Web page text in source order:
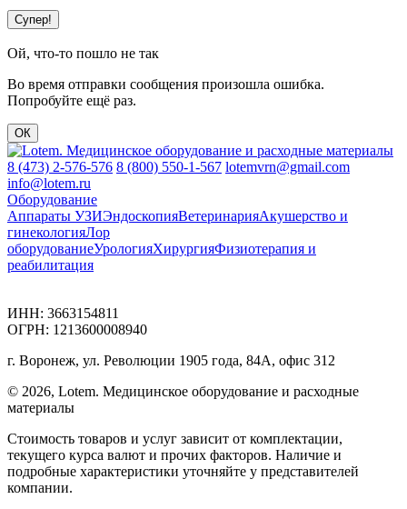
Супер!
Ой, что-то пошло не так
Во время отправки сообщения произошла ошибка.
Попробуйте ещё раз.
ОК
8 (473) 2-576-576 8 (800) 550-1-567 lotemvrn@gmail.com
info@lotem.ru
Оборудование
Аппараты УЗИЭндоскопияВетеринарияАкушерство и
гинекологияЛор
оборудованиеУрологияХирургияФизиотерапия и
реабилитация
ИНН: 3663154811
ОГРН: 1213600008940
г. Воронеж, ул. Революции 1905 года, 84А, офис 312
© 2026, Lotem. Медицинское оборудование и расходные
материалы
Стоимость товаров и услуг зависит от комплектации,
текущего курса валют и прочих факторов. Наличие и
подробные характеристики уточняйте у представителей
компании.